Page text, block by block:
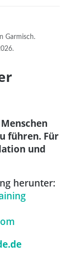
führen. Für
und
herunter: